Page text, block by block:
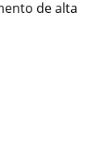
de alta